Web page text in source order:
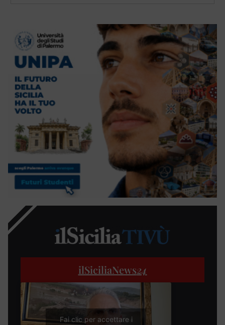
ilSiciliaNews24
Fai clic per accettare i